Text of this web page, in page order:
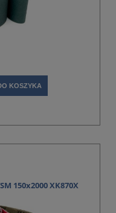
KOSZYKA
150x2000 XK870X